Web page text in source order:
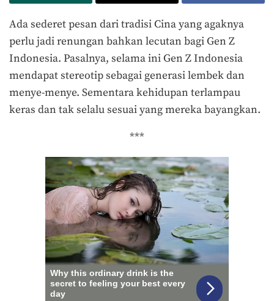
Ada sederet pesan dari tradisi Cina yang agaknya
perlu jadi renungan bahkan lecutan bagi Gen Z
Indonesia. Pasalnya, selama ini Gen Z Indonesia
mendapat stereotip sebagai generasi lembek dan
menye-menye. Sementara kehidupan terlampau
keras dan tak selalu sesuai yang mereka bayangkan.
***